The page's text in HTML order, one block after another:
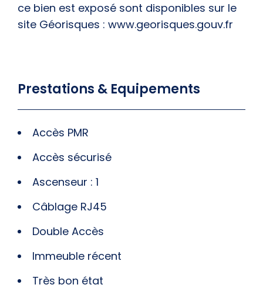
ce bien est exposé sont disponibles sur le
site Géorisques : www.georisques.gouv.fr
Prestations & Equipements
Accès PMR
Accès sécurisé
Ascenseur : 1
Câblage RJ45
Double Accès
Immeuble récent
Très bon état